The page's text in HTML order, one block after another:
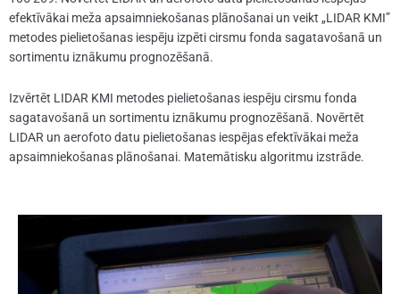
efektīvākai meža apsaimniekošanas plānošanai un veikt „LIDAR KMI”
metodes pielietošanas iespēju izpēti cirsmu fonda sagatavošanā un
sortimentu iznākumu prognozēšanā.
Izvērtēt LIDAR KMI metodes pielietošanas iespēju cirsmu fonda
sagatavošanā un sortimentu iznākumu prognozēšanā. Novērtēt
LIDAR un aerofoto datu pielietošanas iespējas efektīvākai meža
apsaimniekošanas plānošanai. Matemātisku algoritmu izstrāde.